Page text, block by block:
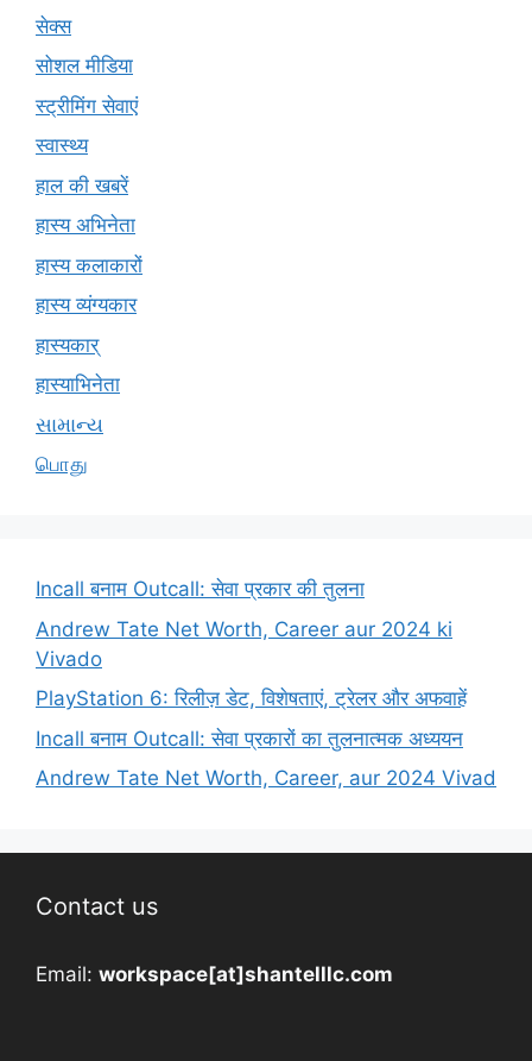
सेक्स
सोशल मीडिया
स्ट्रीमिंग सेवाएं
स्वास्थ्य
हाल की खबरें
हास्य अभिनेता
हास्य कलाकारों
हास्य व्यंग्यकार
हास्यकार्
हास्याभिनेता
સામાન્ય
பொது
Incall बनाम Outcall: सेवा प्रकार की तुलना
Andrew Tate Net Worth, Career aur 2024 ki
Vivado
PlayStation 6: रिलीज़ डेट, विशेषताएं, ट्रेलर और अफवाहें
Incall बनाम Outcall: सेवा प्रकारों का तुलनात्मक अध्ययन
Andrew Tate Net Worth, Career, aur 2024 Vivad
Contact us
Email: workspace[at]shantelllc.com